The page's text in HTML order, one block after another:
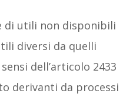
di utili non disponibili
diversi da quelli
dell’articolo 2433
derivanti da processi